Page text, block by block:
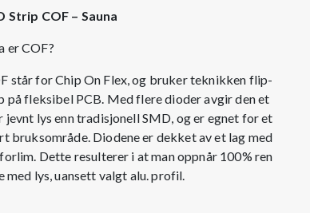
Strip COF – Sauna
er COF?
står for Chip On Flex, og bruker teknikken flip-
på fleksibel PCB. Med flere dioder avgir den et
jevnt lys enn tradisjonell SMD, og er egnet for et
bruksområde. Diodene er dekket av et lag med
Dette resulterer i at man oppnår 100% ren
med lys, uansett valgt alu. profil.